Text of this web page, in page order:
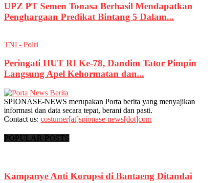
UPZ PT Semen Tonasa Berhasil Mendapatkan
Penghargaan Predikat Bintang 5 Dalam...
TNI - Polri
Peringati HUT RI Ke-78, Dandim Tator Pimpin
Langsung Apel Kehormatan dan...
SPIONASE-NEWS merupakan Porta berita yang menyajikan
informasi dan data secara tepat, berani dan pasti.
Contact us: costumer[at]spionase-news[dot]com
POPULAR POSTS
Kampanye Anti Korupsi di Bantaeng Ditandai